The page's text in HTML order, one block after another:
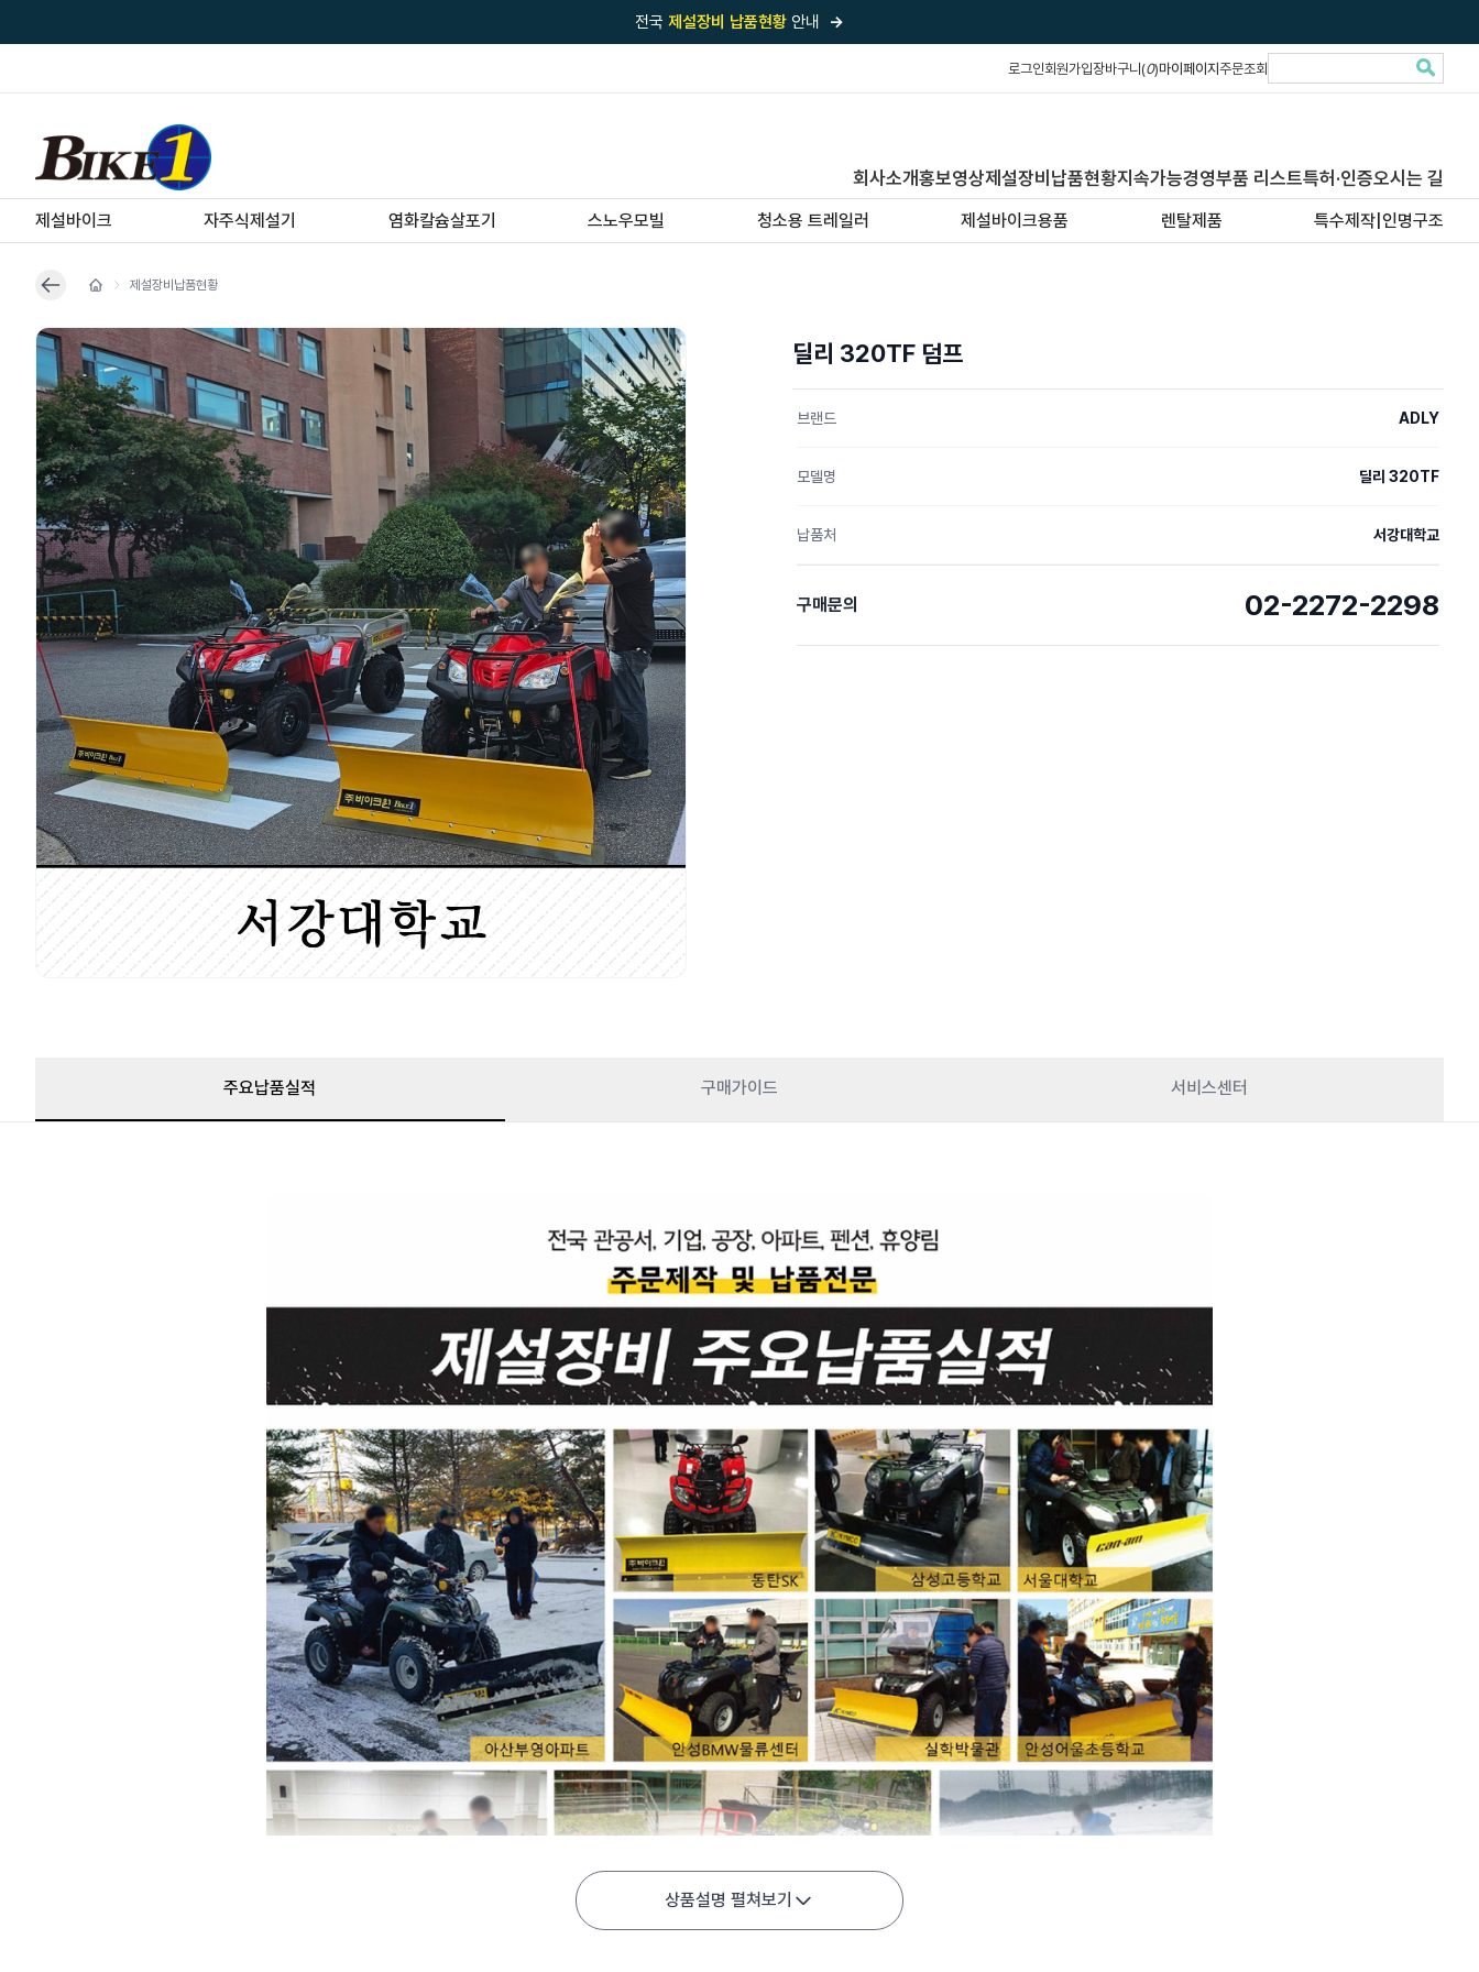
전국 제설장비 납품현황 안내 →
'국내 유일'의 특허 제설 시스템보유기업
전국이 선택한제설·다목적 장비 전문기업
로그인회원가입장바구니(0)마이페이지 주문조회
회사소개홍보영상제설장비납품현황지속가능경영부품 리스트특허·인증오시는 길
제설바이크 자주식제설기 염화칼슘살포기 스노우모빌 청소용 트레일러 제설바이크용품 렌탈제품 특수제작|인명구조
제설장비납품현황
딜리 320TF 덤프
브랜드 ADLY
모델명 딜리 320TF
납품처 서강대학교
구매문의 02-2272-2298
주요납품실적 구매가이드 서비스센터
상품설명 펼쳐보기